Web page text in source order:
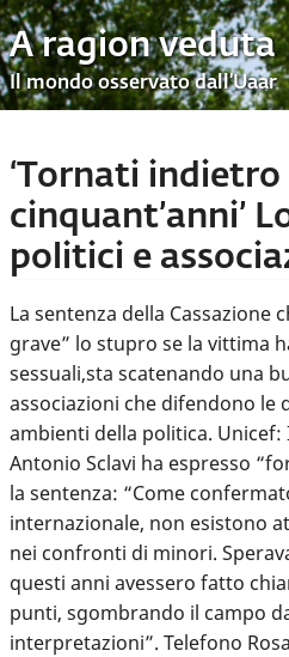
A ragion veduta
Il mondo osservato dall’Uaar
‘Tornati indietro
cinquant’anni’
politici e
La sentenza della Cassazione
grave” lo stupro se la vittima
sessuali,sta scatenando una
associazioni che difendono le
ambienti della politica.
Antonio Sclavi ha espresso
la sentenza: “Come
internazionale, non esistono
nei confronti di minori.
questi anni avessero fatto
punti, sgombrando il campo
interpretazioni”. Telefono